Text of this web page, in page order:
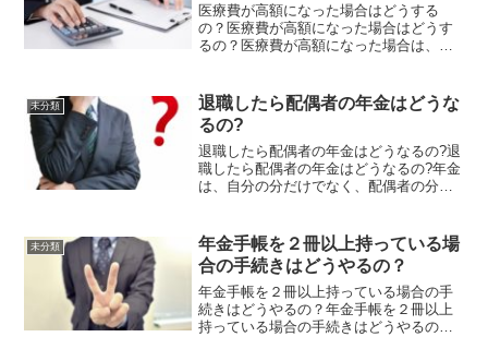
医療費が高額になった場合はどうする
の？医療費が高額になった場合はどうす
るの？医療費が高額になった場合は、下
年齢を重ねてきますと医療費がどうして
も増えてきますが、そんな時...
未分類
退職したら配偶者の年金はどうな
るの?
退職したら配偶者の年金はどうなるの?退
職したら配偶者の年金はどうなるの?年金
は、自分の分だけでなく、配偶者の分ま
者は第３号被保険者として、年金保険料
を納めなくてもよかっ...
未分類
年金手帳を２冊以上持っている場
合の手続きはどうやるの？
年金手帳を２冊以上持っている場合の手
続きはどうやるの？年金手帳を２冊以上
持っている場合の手続きはどうやるの？